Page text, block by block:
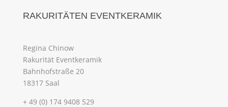
RAKURITÄTEN EVENTKERAMIK
Regina Chinow
Rakurität Eventkeramik
Bahnhofstraße 20
18317 Saal
+ 49 (0) 174 9408 529